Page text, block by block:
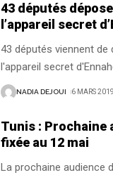
43 députés
l’appareil secret
43 députés viennent
l'appareil secret
NADIA DEJOUI 6 MARS 2019
Tunis : Prochaine
fixée au 12 mai
La prochaine audience